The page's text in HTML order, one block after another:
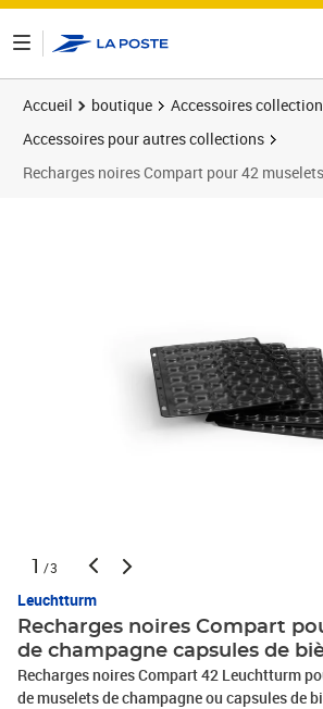
Accueil boutique
Accessoires
Accessoires pour autres collections
Recharges noires Compart pour 42
1 /3
Leuchtturm
Recharges noires Compart
de champagne capsules de
Recharges noires Compart 42 Leuchtturm
de muselets de champagne ou capsules de